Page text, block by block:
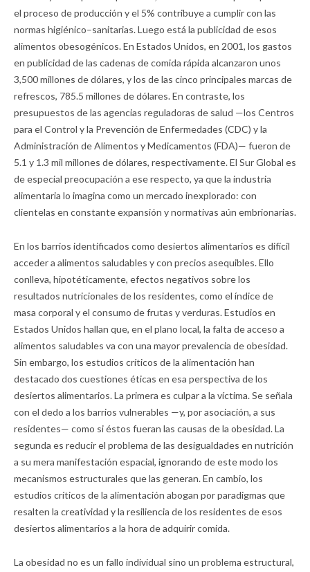
el proceso de producción y el 5% contribuye a cumplir con las
normas higiénico–sanitarias. Luego está la publicidad de esos
alimentos obesogénicos. En Estados Unidos, en 2001, los gastos
en publicidad de las cadenas de comida rápida alcanzaron unos
3,500 millones de dólares, y los de las cinco principales marcas de
refrescos, 785.5 millones de dólares. En contraste, los
presupuestos de las agencias reguladoras de salud —los Centros
para el Control y la Prevención de Enfermedades (CDC) y la
Administración de Alimentos y Medicamentos (FDA)— fueron de
5.1 y 1.3 mil millones de dólares, respectivamente. El Sur Global es
de especial preocupación a ese respecto, ya que la industria
alimentaria lo imagina como un mercado inexplorado: con
clientelas en constante expansión y normativas aún embrionarias.
En los barrios identificados como desiertos alimentarios es difícil
acceder a alimentos saludables y con precios asequibles. Ello
conlleva, hipotéticamente, efectos negativos sobre los
resultados nutricionales de los residentes, como el índice de
masa corporal y el consumo de frutas y verduras. Estudios en
Estados Unidos hallan que, en el plano local, la falta de acceso a
alimentos saludables va con una mayor prevalencia de obesidad.
Sin embargo, los estudios críticos de la alimentación han
destacado dos cuestiones éticas en esa perspectiva de los
desiertos alimentarios. La primera es culpar a la víctima. Se señala
con el dedo a los barrios vulnerables —y, por asociación, a sus
residentes— como si éstos fueran las causas de la obesidad. La
segunda es reducir el problema de las desigualdades en nutrición
a su mera manifestación espacial, ignorando de este modo los
mecanismos estructurales que las generan. En cambio, los
estudios críticos de la alimentación abogan por paradigmas que
resalten la creatividad y la resiliencia de los residentes de esos
desiertos alimentarios a la hora de adquirir comida.
La obesidad no es un fallo individual sino un problema estructural,